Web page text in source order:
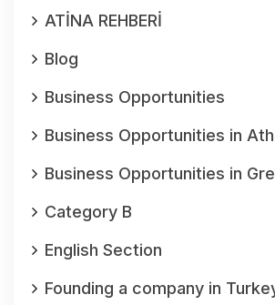
ATİNA REHBERİ
Blog
Business Opportunities
Business Opportunities in
Business Opportunities in
Category B
English Section
Founding a company in